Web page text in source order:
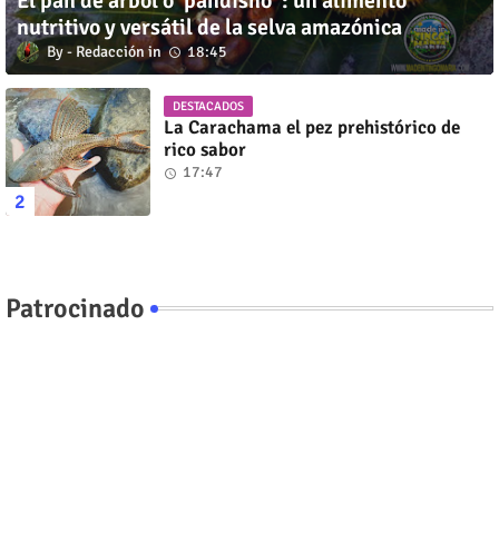
nutritivo y versátil de la selva amazónica
Redacción 18:45
DESTACADOS
La Carachama el pez prehistórico de
rico sabor
17:47
Patrocinado